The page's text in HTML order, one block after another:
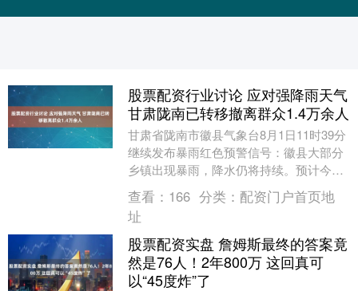
股票配资行业讨论 应对强降雨天气
甘肃陇南已转移撤离群众1.4万余人
甘肃省陇南市徽县气象台8月1日11时39分
继续发布暴雨红色预警信号：徽县大部分
乡镇出现暴雨，降水仍将持续。预计今天
白天，徽县嘉陵镇、大河店镇、虞关乡、
永宁镇等乡....
查看： 166 分类： 配资门户首页地
址
股票配资实盘 詹姆斯最终的答案竟
然是76人！2年800万 这回真可
以“45度炸”了